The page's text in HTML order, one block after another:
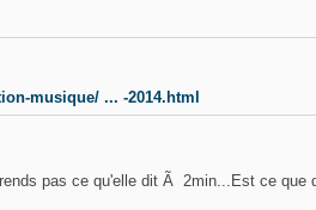
musique/ ... -2014.html
pas ce qu'elle dit Ã 2min...Est ce que